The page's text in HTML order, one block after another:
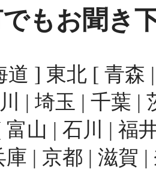
もお聞き
] 東北 [ 青森
| 埼玉 | 千葉 |
山 | 石川 | 福
| 京都 | 滋賀